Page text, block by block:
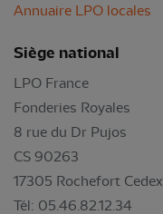
Annuaire LPO locales
Siège national
LPO France
Fonderies Royales
8 rue du Dr Pujos
CS 90263
17305 Rochefort Cedex
Tél: 05.46.82.12.34